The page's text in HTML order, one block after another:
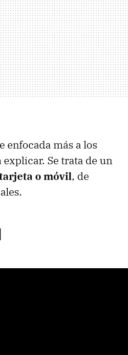
enfocada más a los
Se trata de un
o móvil, de